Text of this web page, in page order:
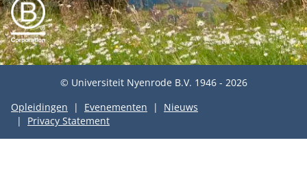
© Universiteit Nyenrode B.V. 1946 - 2026
Opleidingen
Evenementen
Nieuws
Privacy Statement